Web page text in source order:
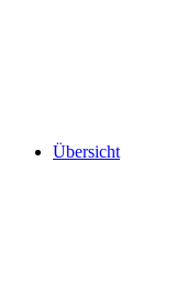
Übersicht